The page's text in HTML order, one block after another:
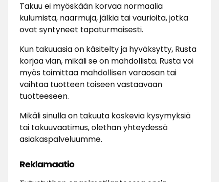
Takuu ei myöskään korvaa normaalia
kulumista, naarmuja, jälkiä tai vaurioita, jotka
ovat syntyneet tapaturmaisesti.
Kun takuuasia on käsitelty ja hyväksytty, Rusta
korjaa vian, mikäli se on mahdollista. Rusta voi
myös toimittaa mahdollisen varaosan tai
vaihtaa tuotteen toiseen vastaavaan
tuotteeseen.
Mikäli sinulla on takuuta koskevia kysymyksiä
tai takuuvaatimus, olethan yhteydessä
asiakaspalveluumme.
Reklamaatio